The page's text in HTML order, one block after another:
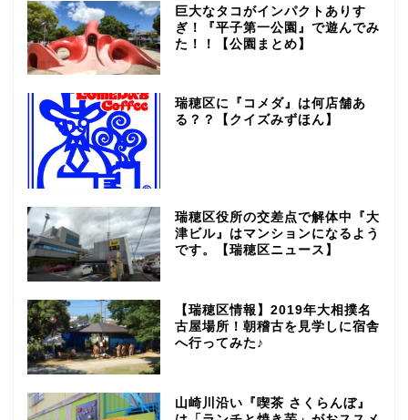
巨大なタコがインパクトありす
ぎ！『平子第一公園』で遊んでみ
た！！【公園まとめ】
瑞穂区に『コメダ』は何店舗あ
る？？【クイズみずほん】
瑞穂区役所の交差点で解体中『大
津ビル』はマンションになるよう
です。【瑞穂区ニュース】
【瑞穂区情報】2019年大相撲名
古屋場所！朝稽古を見学しに宿舎
へ行ってみた♪
山崎川沿い『喫茶 さくらんぼ』